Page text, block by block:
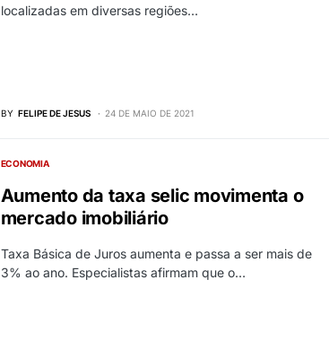
localizadas em diversas regiões…
BY FELIPE DE JESUS 24 DE MAIO DE 2021
ECONOMIA
Aumento da taxa selic movimenta o
mercado imobiliário
Taxa Básica de Juros aumenta e passa a ser mais de
3% ao ano. Especialistas afirmam que o…